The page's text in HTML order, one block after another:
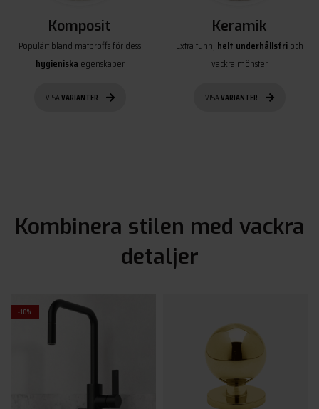
Komposit
Populärt bland matproffs för dess
hygieniska egenskaper
VISAVARIANTER
Keramik
Extra tunn, helt underhållsfrioch
vackra mönster
VISAVARIANTER
Kombinera stilen med vackra
detaljer
-10%